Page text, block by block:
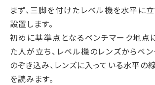
まず、三脚を付けたレベル機を水平に
設置します。
初めに基準点となるベンチマーク地点
た人が立ち、レベル機のレンズからベ
のぞき込み、レンズに入っている水平の
を読みます。